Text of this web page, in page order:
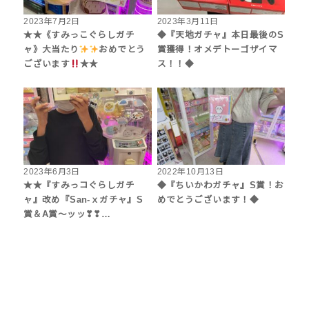
2023年7月2日
★★《すみっこぐらしガチ
ャ》大当たり
おめでとう
ございます
★★
2023年3月11日
◆『天地ガチャ』本日最後のS
賞獲得！オメデトーゴザイマ
ス！！◆
2023年6月3日
★★『すみっコぐらしガチ
ャ』改め『San-ｘガチャ』S
賞＆A賞～ッッ❣❣…
2022年10月13日
◆『ちいかわガチャ』S賞！お
めでとうございます！◆